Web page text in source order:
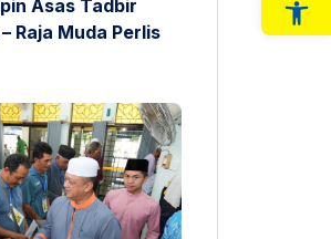
Asas Tadbir
Raja Muda Perlis